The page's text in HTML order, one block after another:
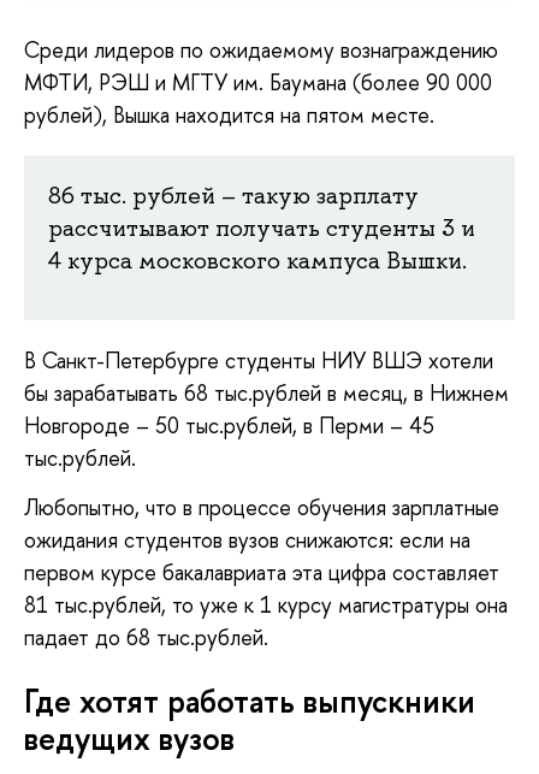
Среди лидеров по ожидаемому вознаграждению
МФТИ, РЭШ и МГТУ им. Баумана (более 90 000
рублей), Вышка находится на пятом месте.
86 тыс. рублей – такую зарплату
рассчитывают получать студенты 3 и
4 курса московского кампуса Вышки.
В Санкт-Петербурге студенты НИУ ВШЭ хотели
бы зарабатывать 68 тыс.рублей в месяц, в Нижнем
Новгороде – 50 тыс.рублей, в Перми – 45
тыс.рублей.
Любопытно, что в процессе обучения зарплатные
ожидания студентов вузов снижаются: если на
первом курсе бакалавриата эта цифра составляет
81 тыс.рублей, то уже к 1 курсу магистратуры она
падает до 68 тыс.рублей.
Где хотят работать выпускники
ведущих вузов